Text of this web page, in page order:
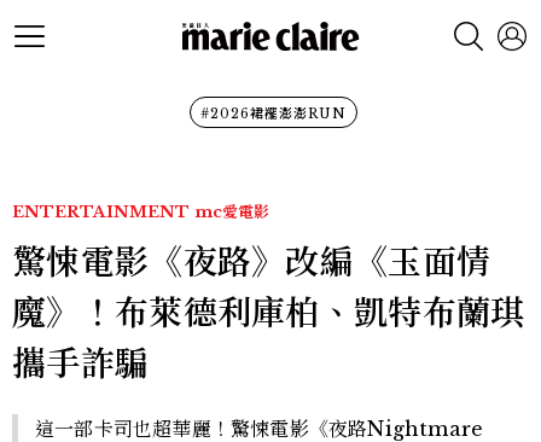
#2026裙襬澎澎RUN
ENTERTAINMENT mc愛電影
驚悚電影《夜路》改編《玉面情
魔》！布萊德利庫柏、凱特布蘭琪
攜手詐騙
這一部卡司也超華麗！驚悚電影《夜路Nightmare